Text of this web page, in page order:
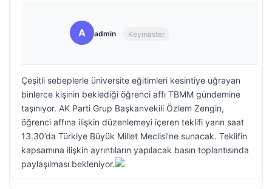
A admin Keymaster
Çeşitli sebeplerle üniversite eğitimleri kesintiye uğrayan
binlerce kişinin beklediği öğrenci affı TBMM gündemine
taşınıyor. AK Parti Grup Başkanvekili Özlem Zengin,
öğrenci affına ilişkin düzenlemeyi içeren teklifi yarın saat
13.30’da Türkiye Büyük Millet Meclisi’ne sunacak. Teklifin
kapsamına ilişkin ayrıntıların yapılacak basın toplantısında
paylaşılması bekleniyor.